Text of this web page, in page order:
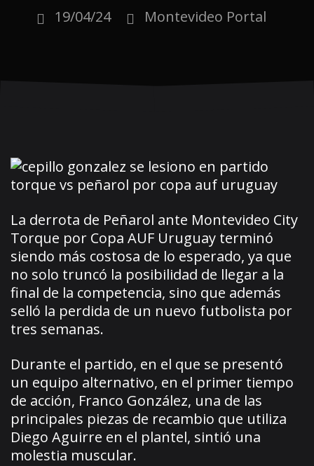
19/04/24 Montevideo Portal
La derrota de Peñarol ante Montevideo City
Torque por Copa AUF Uruguay terminó
siendo más costosa de lo esperado, ya que
no solo truncó la posibilidad de llegar a la
final de la competencia, sino que además
selló la perdida de un nuevo futbolista por
tres semanas.
Durante el partido, en el que se presentó
un equipo alternativo, en el primer tiempo
de acción, Franco González, una de las
principales piezas de recambio que utiliza
Diego Aguirre en el plantel, sintió una
molestia muscular.